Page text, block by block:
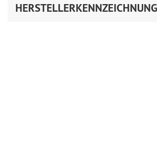
HERSTELLERKENNZEICHNUNG